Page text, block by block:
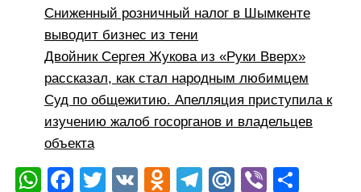
Сниженный розничный налог в Шымкенте
выводит бизнес из тени
Двойник Сергея Жукова из «Руки Вверх»
рассказал, как стал народным любимцем
Суд по общежитию. Апелляция приступила к
изучению жалоб госорганов и владельцев
объекта
W F
T
V
O
T
M Vi